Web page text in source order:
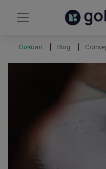
GoKoan Blog